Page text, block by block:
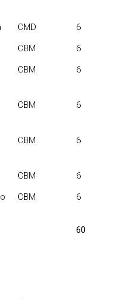
CMD 6
CBM 6
CBM 6
CBM 6
CBM 6
CBM 6
CBM 6
60